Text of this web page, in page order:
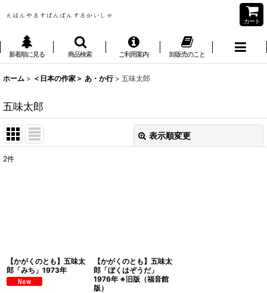
カート
新着順に見る 商品検索 ご利用案内 卸販売のこと
ホーム > ＜日本の作家＞ あ・か行 > 五味太郎
五味太郎
表示順変更
2件
【かがくのとも】五味太
郎「みち」1973年
【かがくのとも】五味太
郎「ぼくはぞうだ」
1976年 ※旧版（福音館
版）